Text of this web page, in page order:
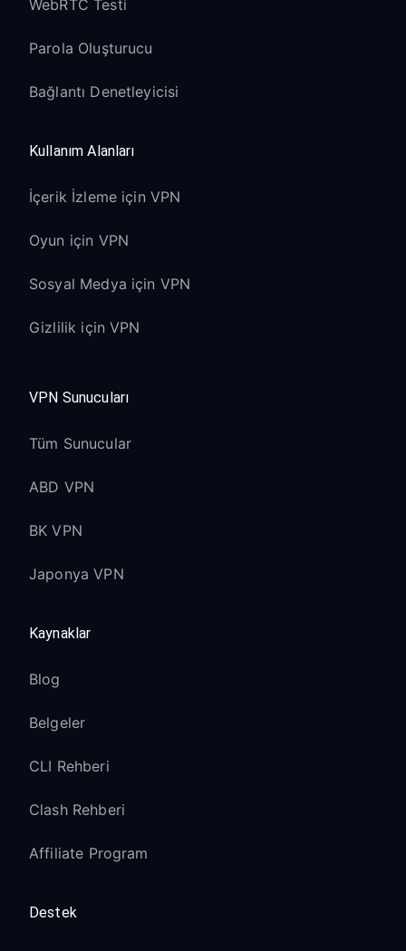
WebRTC Testi
Parola Oluşturucu
Bağlantı Denetleyicisi
Kullanım Alanları
İçerik İzleme için VPN
Oyun için VPN
Sosyal Medya için VPN
Gizlilik için VPN
VPN Sunucuları
Tüm Sunucular
ABD VPN
BK VPN
Japonya VPN
Kaynaklar
Blog
Belgeler
CLI Rehberi
Clash Rehberi
Affiliate Program
Destek